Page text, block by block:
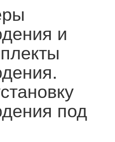
и
под